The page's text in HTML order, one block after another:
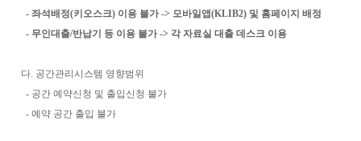
- 좌석배정(키오스크) 이용 불가 -> 모바일앱(KLIB2) 및 홈페이지 배정
- 무인대출/반납기 등 이용 불가 -> 각 자료실 대출 데스크 이용
다. 공간관리시스템 영향범위
- 공간 예약신청 및 출입신청 불가
- 예약 공간 출입 불가